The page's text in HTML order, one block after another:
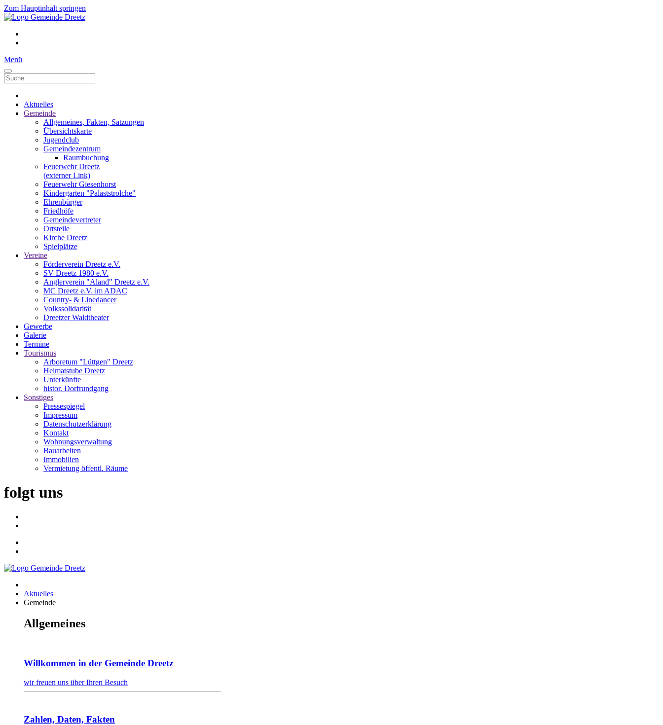
Zum Hauptinhalt springen
Menü
Aktuelles
Gemeinde
Allgemeines, Fakten, Satzungen
Übersichtskarte
Jugendclub
Gemeindezentrum
Raumbuchung
Feuerwehr Dreetz
(externer Link)
Feuerwehr Giesenhorst
Kindergarten "Palaststrolche"
Ehrenbürger
Friedhöfe
Gemeindevertreter
Ortsteile
Kirche Dreetz
Spielplätze
Vereine
Förderverein Dreetz e.V.
SV Dreetz 1980 e.V.
Anglerverein "Aland" Dreetz e.V.
MC Dreetz e.V. im ADAC
Country- & Linedancer
Volkssolidarität
Dreetzer Waldtheater
Gewerbe
Galerie
Termine
Tourismus
Arboretum "Lüttgen" Dreetz
Heimatstube Dreetz
Unterkünfte
histor. Dorfrundgang
Sonstiges
Pressespiegel
Impressum
Datenschutzerklärung
Kontakt
Wohnungsverwaltung
Bauarbeiten
Immobilien
Vermietung öffentl. Räume
folgt uns
Aktuelles
Gemeinde
Allgemeines
Willkommen in der Gemeinde Dreetz
wir freuen uns über Ihren Besuch
Zahlen, Daten, Fakten